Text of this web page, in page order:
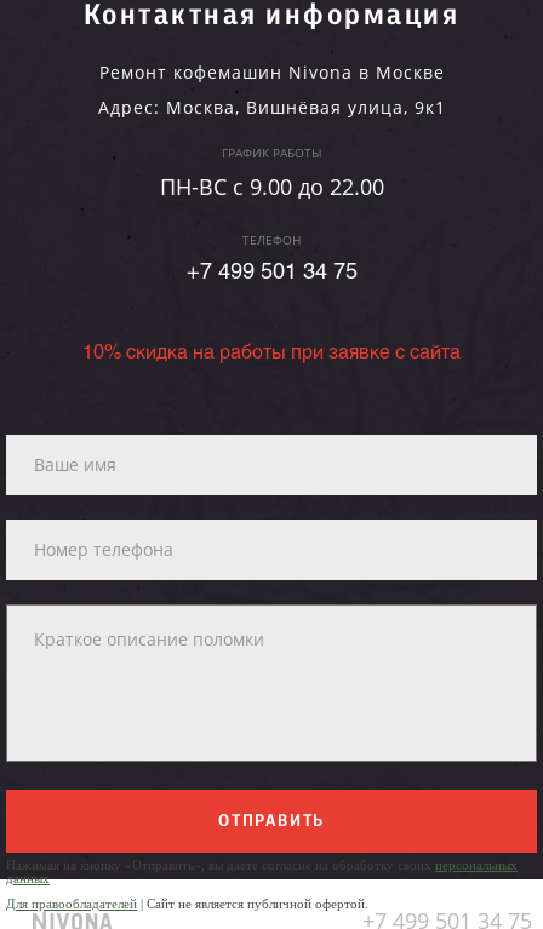
Контактная информация
Ремонт кофемашин Nivona в Москве
Адрес: Москва, Вишнёвая улица, 9к1
ГРАФИК РАБОТЫ
ПН-ВC c 9.00 до 22.00
ТЕЛЕФОН
+7 499 501 34 75
10% скидка на работы при заявке с сайта
ОТПРАВИТЬ
Нажимая на кнопку «Отправить», вы даете согласие на обработку своих персональных
данных
Для правообладателей | Сайт не является публичной офертой.
+7 499 501 34 75